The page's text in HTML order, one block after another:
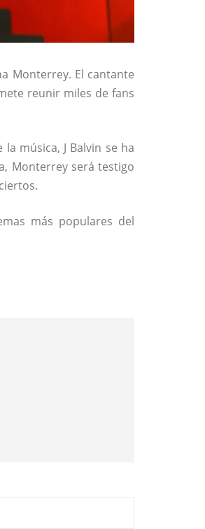
Monterrey. El cantante
reunir miles de fans
música, J Balvin se ha
Monterrey será testigo
más populares del